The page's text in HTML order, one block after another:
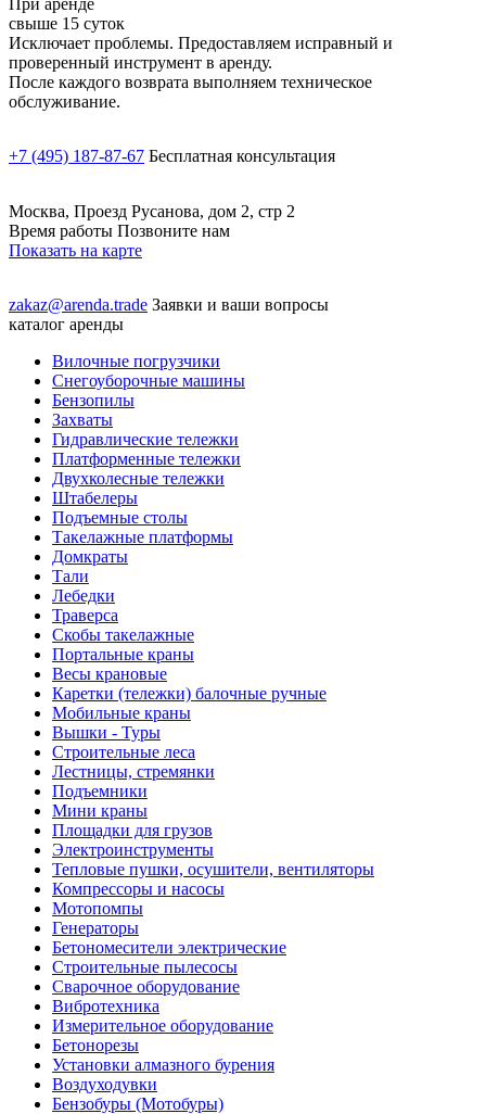
При аренде
свыше 15 суток
Исключает проблемы. Предоставляем исправный и
проверенный инструмент в аренду.
После каждого возврата выполняем техническое
обслуживание.
+7 (495) 187-87-67 Бесплатная консультация
Москва, Проезд Русанова, дом 2, стр 2
Время работы Позвоните нам
Показать на карте
zakaz@arenda.trade Заявки и ваши вопросы
каталог аренды
Вилочные погрузчики
Снегоуборочные машины
Бензопилы
Захваты
Гидравлические тележки
Платформенные тележки
Двухколесные тележки
Штабелеры
Подъемные столы
Такелажные платформы
Домкраты
Тали
Лебедки
Траверса
Скобы такелажные
Портальные краны
Весы крановые
Каретки (тележки) балочные ручные
Мобильные краны
Вышки - Туры
Строительные леса
Лестницы, стремянки
Подъемники
Мини краны
Площадки для грузов
Электроинструменты
Тепловые пушки, осушители, вентиляторы
Компрессоры и насосы
Мотопомпы
Генераторы
Бетономесители электрические
Строительные пылесосы
Сварочное оборудование
Вибротехника
Измерительное оборудование
Бетонорезы
Установки алмазного бурения
Воздуходувки
Бензобуры (Мотобуры)